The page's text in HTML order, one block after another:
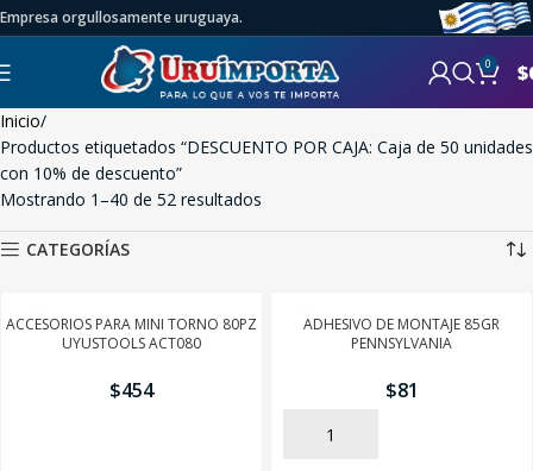
Empresa orgullosamente uruguaya.
0 $
Inicio
Productos etiquetados “DESCUENTO POR CAJA: Caja de 50 unidades
con 10% de descuento”
Mostrando 1–40 de 52 resultados
CATEGORÍAS
ACCESORIOS PARA MINI TORNO 80PZ
UYUSTOOLS ACT080
$454
ADHESIVO DE MONTAJE 85GR
PENNSYLVANIA
$81
AÑADIR